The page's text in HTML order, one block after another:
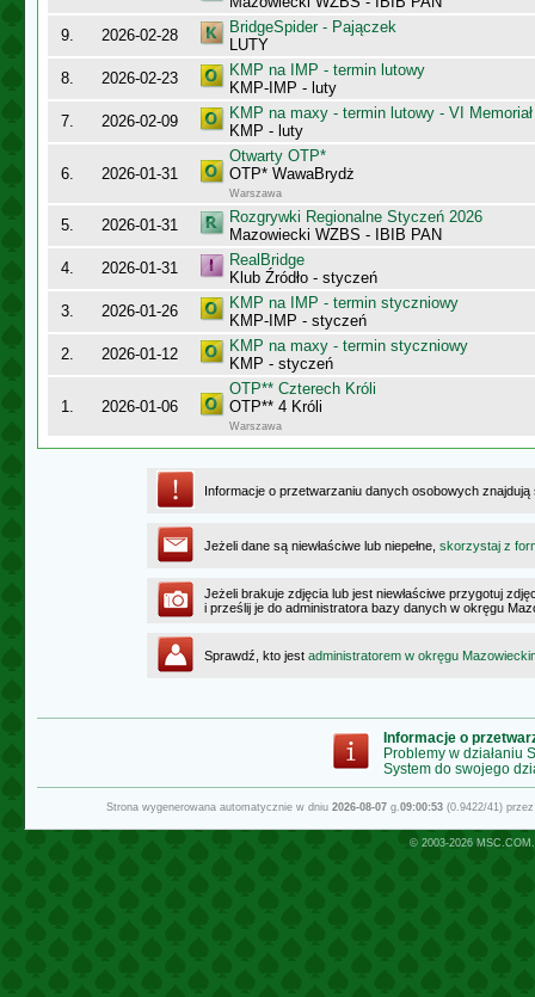
9.
2026-02-28
BridgeSpider - Pajączek
LUTY
8.
2026-02-23
KMP na IMP - termin lutowy
KMP-IMP - luty
7.
2026-02-09
KMP na maxy - termin lutowy - VI
KMP - luty
6. 2026-01-31
Otwarty OTP*
OTP* WawaBrydż
Warszawa
5. 2026-01-31
Rozgrywki Regionalne Styczeń 2026
Mazowiecki WZBS - IBIB PAN
4.
2026-01-31
RealBridge
Klub Źródło - styczeń
3.
2026-01-26
KMP na IMP - termin styczniowy
KMP-IMP - styczeń
2.
2026-01-12
KMP na maxy - termin styczniowy
KMP - styczeń
1. 2026-01-06
OTP** Czterech Króli
OTP** 4 Króli
Warszawa
Informacje o przetwarzaniu danych osobowych
Jeżeli dane są niewłaściwe lub niepełne, skorzystaj z
Jeżeli brakuje zdjęcia lub jest niewłaściwe przygotuj
i prześlij je do administratora bazy danych w okręgu
Sprawdź, kto jest administratorem w okręgu
Informacje o
Problemy w działaniu
System do swojego
Strona wygenerowana automatycznie w dniu 2026-08-07g.09:00:53(0.9422/41)
© 2003-2026